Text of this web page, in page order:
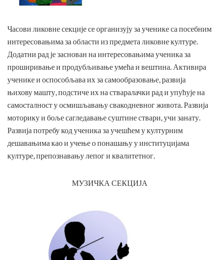
Часови ликовне секције се организују за ученике са посебним
интересовањима за области из предмета ликовне културе.
Додатни рад је заснован на интересовањима ученика за
проширивање и продубљивање умећа и вештина. Активира
ученике и оспособљава их за самообразовање, развија
њихову машту, подстиче их на стваралачки рад и упућује на
самосталност у осмишљавању свакодневног живота. Развија
моторику и боље сагледавање суштине ствари, учи занату.
Развија потребу код ученика за учешћем у културним
дешавањима као и учење о понашању у институцијама
културе, препознавању лепог и квалитетног.
МУЗИЧКА СЕКЦИЈА